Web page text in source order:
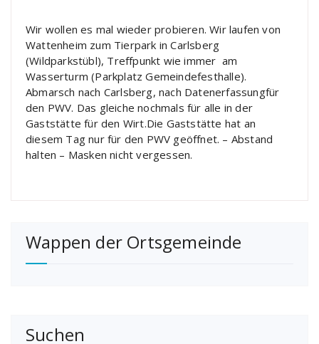
Wir wollen es mal wieder probieren. Wir laufen von
Wattenheim zum Tierpark in Carlsberg
(Wildparkstübl), Treffpunkt wie immer am
Wasserturm (Parkplatz Gemeindefesthalle).
Abmarsch nach Carlsberg, nach Datenerfassungfür
den PWV. Das gleiche nochmals für alle in der
Gaststätte für den Wirt.Die Gaststätte hat an
diesem Tag nur für den PWV geöffnet. – Abstand
halten – Masken nicht vergessen.
Wappen der Ortsgemeinde
Suchen